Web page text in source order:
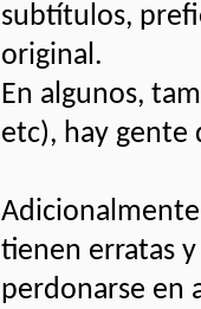
subtítulos,
original.
En algunos,
etc), hay gente
tienen erratas
perdonarse en